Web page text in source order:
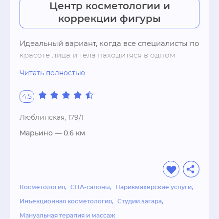
Центр косметологии и
коррекции фигуры
Идеальный вариант, когда все специалисты по
красоте лица и тела находитяся в одном
как в центре "Бархат", мечтает каждая
женщина: коррекции фигуры и косметические
процедуры, инъекционная косметология,
Название "Бархат" не случайно, после
мановению волшебной палочки, становится
нежной и бархатистой. Наш главный козырь –
применение комплексных программ
Читать полностью
4.5
Люблинская, 179/1
Марьино — 0.6 км
Косметология СПА-салоны Парикмахерские услуги
Инъекционная косметология Студии загара
Мануальная терапия и массаж